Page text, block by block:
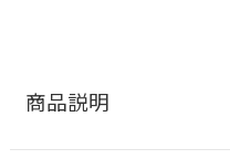
商品説明